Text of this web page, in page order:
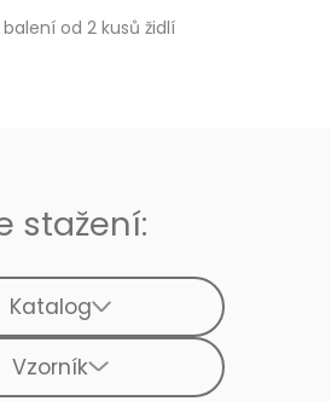
balení od 2 kusů židlí
stažení:
Katalog
Vzorník